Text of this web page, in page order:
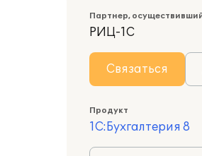
Партнер,
РИЦ-1С
Связаться
Продукт
1С:Бухгалтерия 8